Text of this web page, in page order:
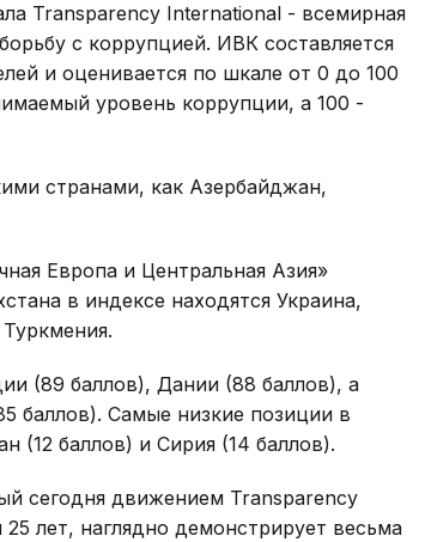
Transparency International - всемирная
с коррупцией. ИВК составляется
и оценивается по шкале от 0 до 100
уровень коррупции, а 100 -
странами, как Азербайджан,
Европа и Центральная Азия»
в индексе находятся Украина,
(89 баллов), Дании (88 баллов), а
баллов). Самые низкие позиции в
(12 баллов) и Сирия (14 баллов).
сегодня движением Transparency
лет, наглядно демонстрирует весьма